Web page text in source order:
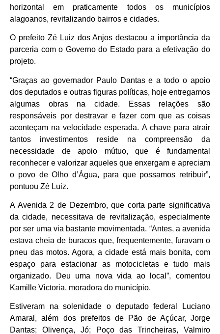
horizontal em praticamente todos os municípios
alagoanos, revitalizando bairros e cidades.
O prefeito Zé Luiz dos Anjos destacou a importância da
parceria com o Governo do Estado para a efetivação do
projeto.
“Graças ao governador Paulo Dantas e a todo o apoio
dos deputados e outras figuras políticas, hoje entregamos
algumas obras na cidade. Essas relações são
responsáveis por destravar e fazer com que as coisas
aconteçam na velocidade esperada. A chave para atrair
tantos investimentos reside na compreensão da
necessidade de apoio mútuo, que é fundamental
reconhecer e valorizar aqueles que enxergam e apreciam
o povo de Olho d’Água, para que possamos retribuir”,
pontuou Zé Luiz.
A Avenida 2 de Dezembro, que corta parte significativa
da cidade, necessitava de revitalização, especialmente
por ser uma via bastante movimentada. “Antes, a avenida
estava cheia de buracos que, frequentemente, furavam o
pneu das motos. Agora, a cidade está mais bonita, com
espaço para estacionar as motocicletas e tudo mais
organizado. Deu uma nova vida ao local”, comentou
Kamille Victoria, moradora do município.
Estiveram na solenidade o deputado federal Luciano
Amaral, além dos prefeitos de Pão de Açúcar, Jorge
Dantas; Olivença, Jó; Poço das Trincheiras, Valmiro